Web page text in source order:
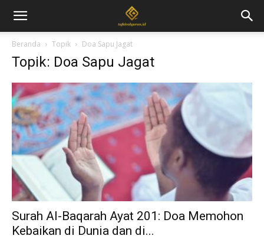
Beranda Topik Doa Sapu Jagat
Topik: Doa Sapu Jagat
Surah Al-Baqarah Ayat 201: Doa Memohon
Kebaikan di Dunia dan di...